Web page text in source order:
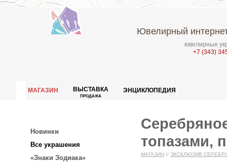
Ювелирный
ювелирные
+7 (343)
МАГАЗИН ВЫСТАВКА
ПРОДАЖА
ЭНЦИКЛОПЕДИЯ
Новинки
Все украшения
«Знаки Зодиака»
топазами,
МАГАЗИН // ЭКСКЛЮЗИВ